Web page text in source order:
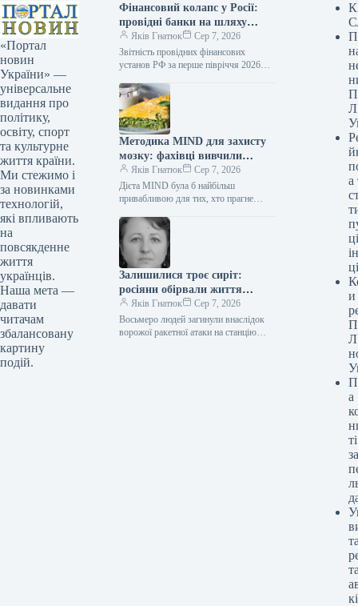
«Портал
новин
України» —
універсальне
видання про
політику,
освіту, спорт
та культурне
життя країни.
Ми стежимо і
за новинками
технологій,
які впливають
на
повсякденне
життя
українців.
Наша мета —
давати
читачам
збалансовану
картину
подій.
Фінансовий колапс у Росії:
провідні банки на шляху
до банкрутства
Яків Гнатюк
Сер 7, 2026
Звітність провідних фінансових
установ РФ за перше півріччя 2026
проблемних позик та зниження
прибутковості. Найбільші…
Методика MIND для захисту
мозку: фахівці вивчили
вплив на небезпеку
недоумства
Яків Гнатюк
Сер 7, 2026
Дієта MIND була б найбільш
привабливою для тих, хто прагне
Пиріг зі шпинатом / © Credits Дієта
MIND…
Залишилися троє сиріт:
росіяни обірвали життя
залізничниці під Києвом
Яків Гнатюк
Сер 7, 2026
Восьмеро людей загинули внаслідок
ворожої ракетної атаки на станцію
Л
а
ці
и
а